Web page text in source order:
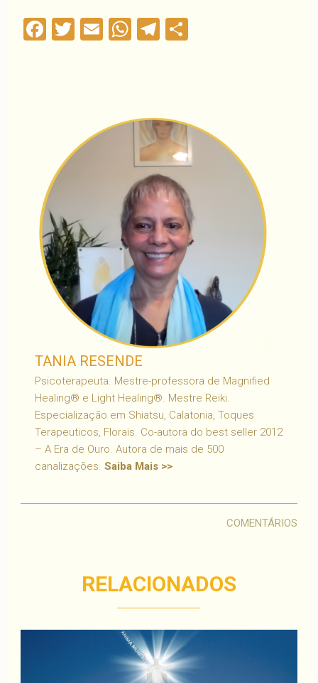
Facebook
Twitter
EmailWhatsApp
Telegram
TANIA RESENDE
Psicoterapeuta. Mestre-professora de Magnified
Healing® e Light Healing®. Mestre Reiki.
Especialização em Shiatsu, Calatonia, Toques
Terapeuticos, Florais. Co-autora do best seller 2012
– A Era de Ouro. Autora de mais de 500
canalizações. Saiba Mais >>
COMENTÁRIOS
RELACIONADOS